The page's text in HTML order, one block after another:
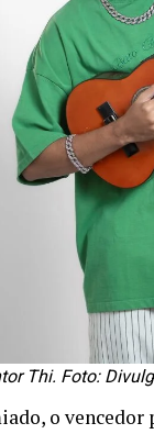
Thi. Foto:
o